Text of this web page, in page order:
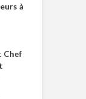
à
Chef